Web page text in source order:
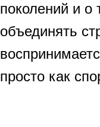
поколений и о
объединять
просто как